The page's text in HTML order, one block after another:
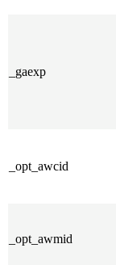
_gaexp
_opt_awcid
_opt_awmid